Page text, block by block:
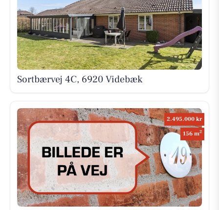
Sortbærvej 4C, 6920 Videbæk
2.495.000 kr
156 m2